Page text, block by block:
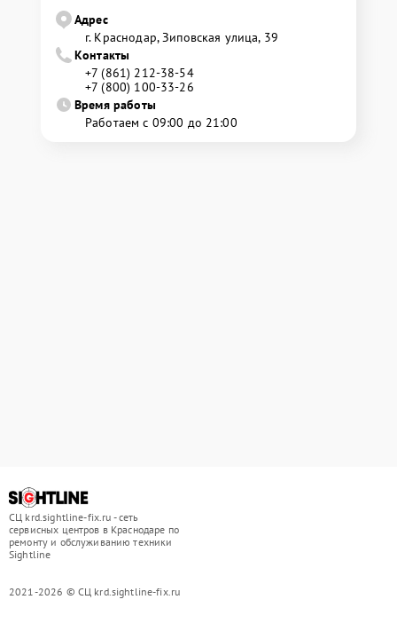
Адрес
г. Краснодар, Зиповская улица, 39
Контакты
+7 (861) 212-38-54
+7 (800) 100-33-26
Время работы
Работаем с 09:00 до 21:00
СЦ krd.sightline-fix.ru - сеть
сервисных центров в Краснодаре по
ремонту и обслуживанию техники
Sightline
2021-2026 © СЦ krd.sightline-fix.ru